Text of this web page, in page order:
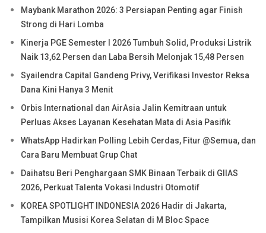
Maybank Marathon 2026: 3 Persiapan Penting agar Finish
Strong di Hari Lomba
Kinerja PGE Semester I 2026 Tumbuh Solid, Produksi Listrik
Naik 13,62 Persen dan Laba Bersih Melonjak 15,48 Persen
Syailendra Capital Gandeng Privy, Verifikasi Investor Reksa
Dana Kini Hanya 3 Menit
Orbis International dan AirAsia Jalin Kemitraan untuk
Perluas Akses Layanan Kesehatan Mata di Asia Pasifik
WhatsApp Hadirkan Polling Lebih Cerdas, Fitur @Semua, dan
Cara Baru Membuat Grup Chat
Daihatsu Beri Penghargaan SMK Binaan Terbaik di GIIAS
2026, Perkuat Talenta Vokasi Industri Otomotif
KOREA SPOTLIGHT INDONESIA 2026 Hadir di Jakarta,
Tampilkan Musisi Korea Selatan di M Bloc Space